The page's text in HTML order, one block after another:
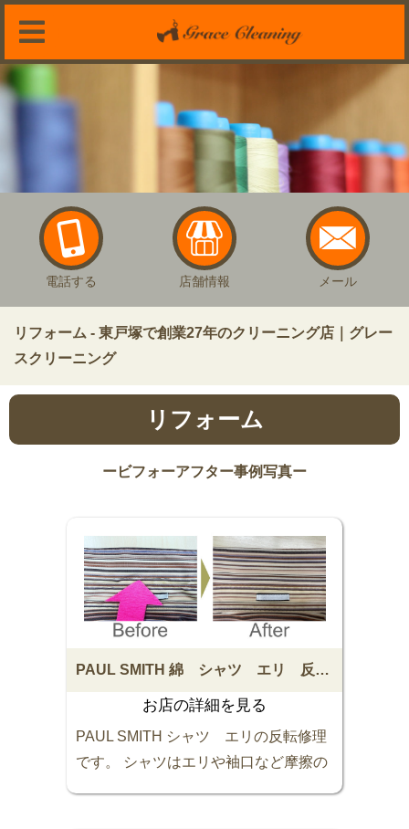
電話する 店舗情報 メール
リフォーム - 東戸塚で創業27年のクリーニング店｜グレー
スクリーニング
リフォーム
ビフォーアフター事例写真
PAUL SMITH 綿 シャツ エリ 反転修理
お店の詳細を見る
PAUL SMITH シャツ エリの反転修理
です。 シャツはエリや袖口など摩擦の